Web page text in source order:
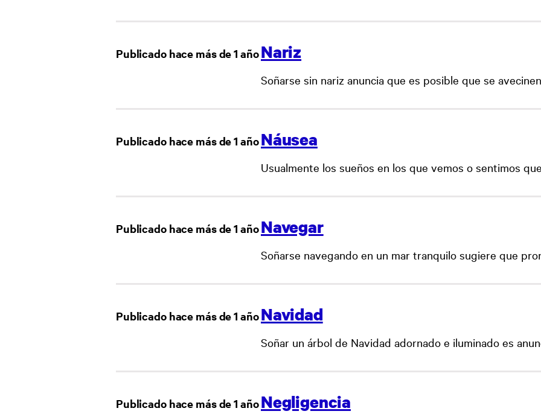
Publicado hace más de 1 añoNariz
Soñarse sin nariz anuncia que es posible que se
Publicado hace más de 1 añoNáusea
Usualmente los sueños en los que vemos o sentimos
Publicado hace más de 1 añoNavegar
Soñarse navegando en un mar tranquilo sugiere que
Publicado hace más de 1 añoNavidad
Soñar un árbol de Navidad adornado e iluminado es
Publicado hace más de 1 añoNegligencia